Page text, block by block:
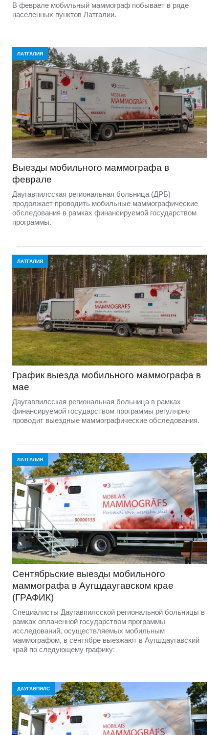
В феврале мобильный маммограф побывает в ряде
населенных пунктов Латгалии.
ЛАТГАЛИЯ
Выезды мобильного маммографа в
феврале
Даугавпилсская региональная больница (ДРБ)
продолжает проводить мобильные маммографические
обследования в рамках финансируемой государством
программы.
ЛАТГАЛИЯ
График выезда мобильного маммографа в
мае
Даугавпилсская региональная больница в рамках
финансируемой государством программы регулярно
проводит выездные маммографические обследования.
ЛАТГАЛИЯ
Сентябрьские выезды мобильного
маммографа в Аугшдаугавском крае
(ГРАФИК)
Специалисты Даугавпилсской региональной больницы в
рамках оплаченной государством программы
исследований, осуществляемых мобильным
маммографом, в сентябре выезжают в Аугшдаугавский
край по следующему графику:
ДАУГАВПИЛС